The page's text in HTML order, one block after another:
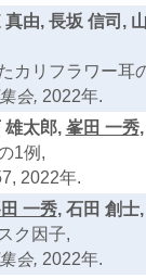
真由, 長坂 信司,
カリフラワー耳
会, 2022年.
雄太郎, 峯田 一秀
1例,
2022年.
一秀, 石田 創士
ク因子,
会, 2022年.